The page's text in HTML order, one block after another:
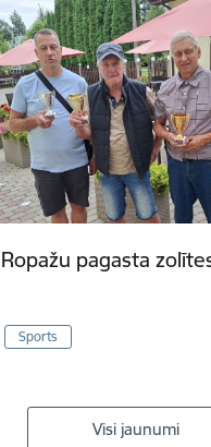
pagasta
Sports
Visi jaunumi